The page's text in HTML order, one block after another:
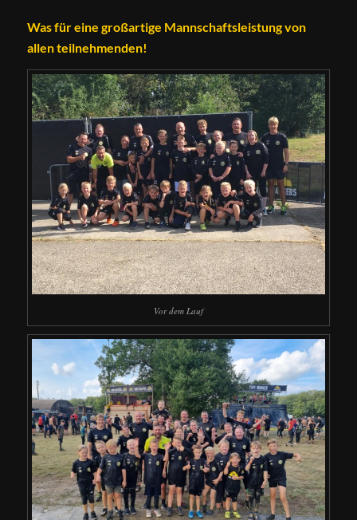
Was für eine großartige Mannschaftsleistung von
allen teilnehmenden!
Vor dem Lauf